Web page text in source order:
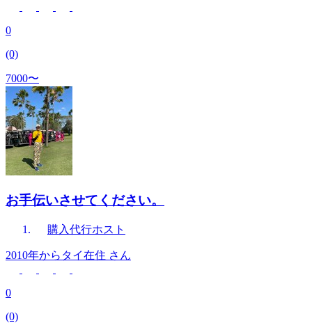
0
(0)
7000〜
お手伝いさせてください。
購入代行ホスト
2010年からタイ在住 さん
0
(0)